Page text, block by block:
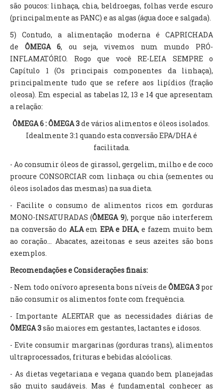
são poucos: linhaça, chia, beldroegas, folhas verde escuro
(principalmente as PANC) e as algas (água doce e salgada).
5) Contudo, a alimentação moderna é CAPRICHADA
de ÔMEGA 6, ou seja, vivemos num mundo PRÓ-
INFLAMATÓRIO. Rogo que você RE-LEIA SEMPRE o
Capítulo 1 (Os principais componentes da linhaça),
principalmente tudo que se refere aos lipídios (fração
oleosa). Em especial as tabelas 12, 13 e 14 que apresentam
a relação:
ÔMEGA6 : ÔMEGA 3de vários alimentos e óleos isolados.
Idealmente 3:1 quando esta conversão EPA/DHA é
facilitada.
- Ao consumir óleos de girassol, gergelim, milho e de coco
procure CONSORCIAR com linhaça ou chia (sementes ou
óleos isolados das mesmas) na sua dieta.
- Facilite o consumo de alimentos ricos em gorduras
MONO-INSATURADAS (ÔMEGA 9), porque não interferem
na conversão do ALAem EPA e DHA, e fazem muito bem
ao coração... Abacates, azeitonas e seus azeites são bons
exemplos.
Recomendações e Considerações finais:
- Nem todo onívoro apresenta bons níveis de ÔMEGA 3por
não consumir os alimentos fonte com frequência.
- Importante ALERTAR que as necessidades diárias de
ÔMEGA 3são maiores em gestantes, lactantes e idosos.
- Evite consumir margarinas (gorduras trans), alimentos
ultraprocessados, frituras e bebidas alcóolicas.
- As dietas vegetariana e vegana quando bem planejadas
são muito saudáveis. Mas é fundamental conhecer as